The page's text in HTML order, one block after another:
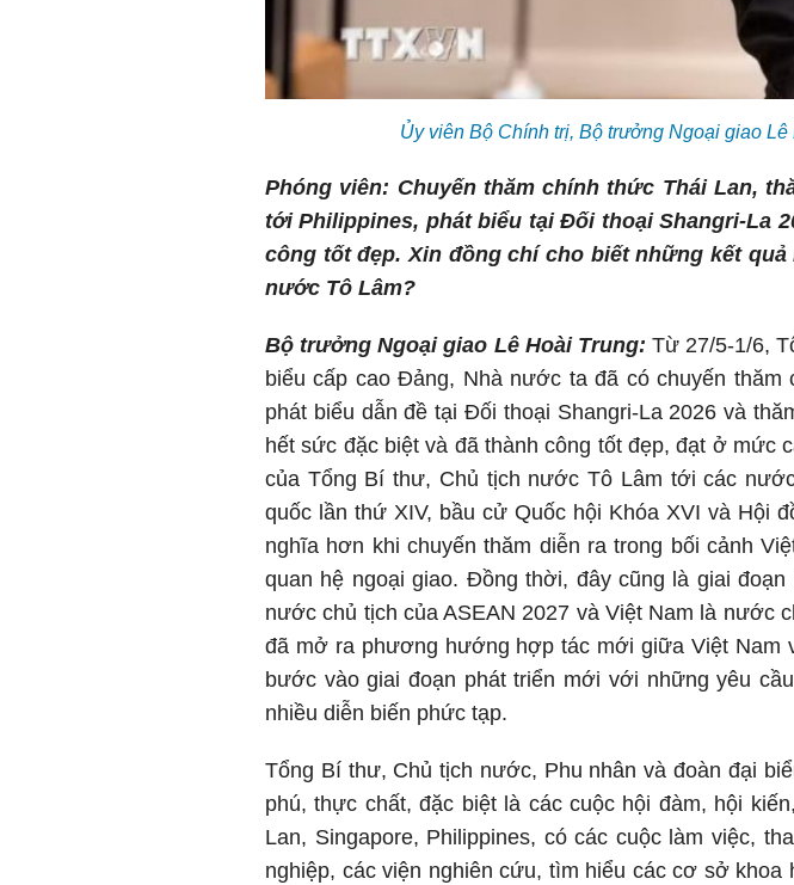
Ủy viên Bộ Chính trị, Bộ trưởng Ngoại giao
Phóng viên: Chuyến thăm chính thức Thái Lan,
tới Philippines, phát biểu tại Đối thoại Shangri-La
công tốt đẹp. Xin đồng chí cho biết những kết
nước Tô Lâm?
Bộ trưởng Ngoại giao Lê Hoài Trung: Từ 27/5-1/6,
biểu cấp cao Đảng, Nhà nước ta đã có chuyến
phát biểu dẫn đề tại Đối thoại Shangri-La 2026 và
hết sức đặc biệt và đã thành công tốt đẹp, đạt ở mức
của Tổng Bí thư, Chủ tịch nước Tô Lâm tới các
quốc lần thứ XIV, bầu cử Quốc hội Khóa XVI và Hội
nghĩa hơn khi chuyến thăm diễn ra trong bối cảnh
quan hệ ngoại giao. Đồng thời, đây cũng là giai
nước chủ tịch của ASEAN 2027 và Việt Nam là nước
đã mở ra phương hướng hợp tác mới giữa Việt Nam
bước vào giai đoạn phát triển mới với những yêu
nhiều diễn biến phức tạp.
Tổng Bí thư, Chủ tịch nước, Phu nhân và đoàn đại
phú, thực chất, đặc biệt là các cuộc hội đàm, hội
Lan, Singapore, Philippines, có các cuộc làm việc,
nghiệp, các viện nghiên cứu, tìm hiểu các cơ sở